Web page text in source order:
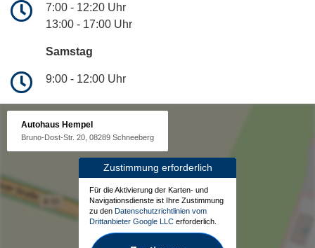
7:00 - 12:20 Uhr
13:00 - 17:00 Uhr
Samstag
9:00 - 12:00 Uhr
Autohaus Hempel
Bruno-Dost-Str. 20, 08289 Schneeberg
Zustimmung erforderlich
Für die Aktivierung der Karten- und
Navigationsdienste ist Ihre Zustimmung
zu den Datenschutzrichtlinien vom
Drittanbieter Google LLC erforderlich.